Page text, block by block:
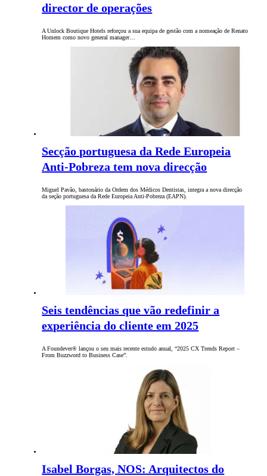
director de operações
A Unlock Boutique Hotels reforçou a sua equipa de gestão com a nomeação de Renato
Homem como novo general manager…
Secção portuguesa da Rede Europeia
Anti-Pobreza tem nova direcção
Miguel Pavão, bastonário da Ordem dos Médicos Dentistas, integra a nova direcção
da seção portuguesa da Rede Europeia Anti-Pobreza (EAPN).
Seis tendências que vão redefinir a
experiência do cliente em 2025
A Foundever® lançou o seu mais recente estudo anual, “2025 CX Trends Report –
From Buzzword to Business Case”.
Isabel Borgas, NOS: Arquitectos do